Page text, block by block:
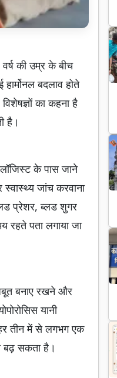
की उम्र के बीच
बदलाव होते
का कहना है
है।
के पास जाने
जांच करवाना
प्रेशर, ब्लड शुगर
रहते पता लगाया जा
बनाए रखने और
यानी
तीन में से लगभग एक
बढ़ सकता है।